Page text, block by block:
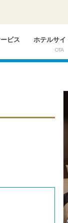
ビス ホテルサイ
OTA